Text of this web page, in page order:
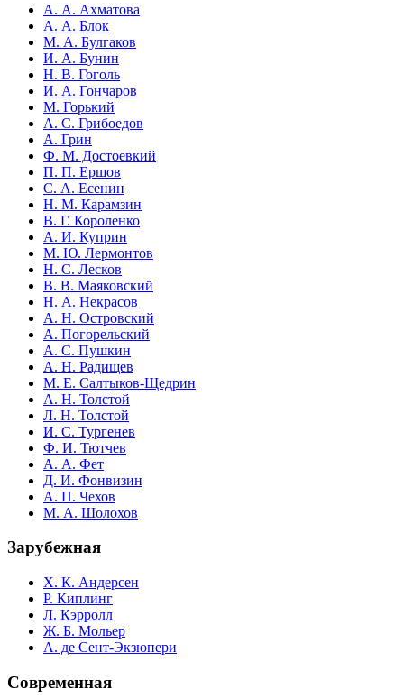
А. А. Ахматова
А. А. Блок
М. А. Булгаков
И. А. Бунин
Н. В. Гоголь
И. А. Гончаров
М. Горький
А. С. Грибоедов
А. Грин
Ф. М. Достоевкий
П. П. Ершов
С. А. Есенин
Н. М. Карамзин
В. Г. Короленко
А. И. Куприн
М. Ю. Лермонтов
Н. С. Лесков
В. В. Маяковский
Н. А. Некрасов
А. Н. Островский
А. Погорельский
А. С. Пушкин
А. Н. Радищев
М. Е. Салтыков-Щедрин
А. Н. Толстой
Л. Н. Толстой
И. С. Тургенев
Ф. И. Тютчев
А. А. Фет
Д. И. Фонвизин
А. П. Чехов
М. А. Шолохов
Зарубежная
Х. К. Андерсен
Р. Киплинг
Л. Кэрролл
Ж. Б. Мольер
А. де Сент-Экзюпери
Современная